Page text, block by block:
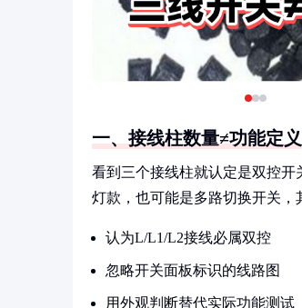
一、接线柱数量≠功能定义
看到三个接线柱就认定是双控
灯款，也可能是多路切换开关，
认为L/L1/L2接线必属双控
忽略开关面板标识的线路图
用外观判断替代实际功能测试